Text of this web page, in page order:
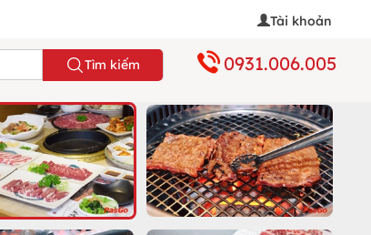
Tài khoản
Tìm kiếm 0931.006.005